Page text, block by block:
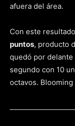
afuera del área.
Con este
puntos, producto
quedó por delante
segundo con 10
octavos.